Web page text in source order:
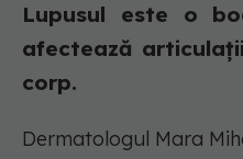
Lupusul este o
afectează
corp.
Dermatologul Mara